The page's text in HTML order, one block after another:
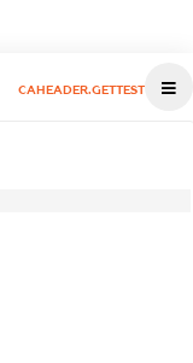
CAHEADER.GETTEST